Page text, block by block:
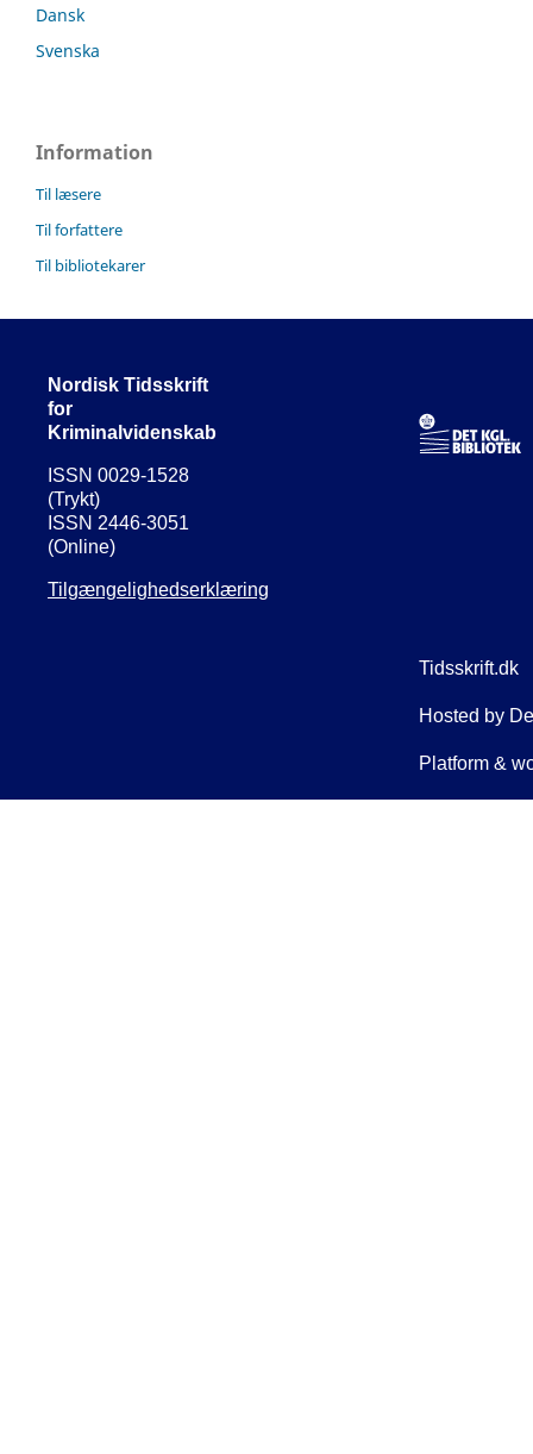
Dansk
Svenska
Information
Til læsere
Til forfattere
Til bibliotekarer
Nordisk Tidsskrift
for
Kriminalvidenskab
ISSN 0029-1528
(Trykt)
ISSN 2446-3051
(Online)
Tilgængelighedserklæring